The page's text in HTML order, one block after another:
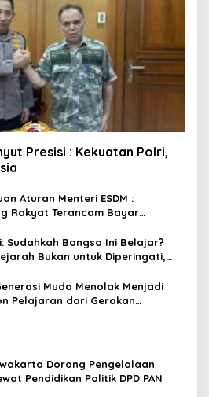
Presisi : Kekuatan Polri,
Aturan Menteri ESDM :
Rakyat Terancam Bayar
Sudahkah Bangsa Ini Belajar?
Bukan untuk Diperingati,
Muda Menolak Menjadi
Pelajaran dari Gerakan
Dorong Pengelolaan
Pendidikan Politik DPD PAN